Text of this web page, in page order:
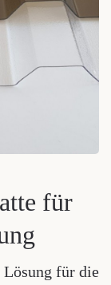
für
für die